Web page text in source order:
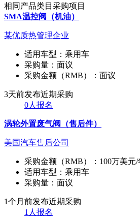
相同产品类目采购项目
SMA温控阀（机油）
某优质热管理企业
适用车型： 乘用车
采购量： 面议
采购金额（RMB）： 面议
3天前发布近期采购
0人报名
涡轮外置废气阀（售后件）
美国汽车售后公司
采购金额（RMB）： 100万美元/
适用车型： 乘用车
采购量： 面议
1个月前发布近期采购
1人报名